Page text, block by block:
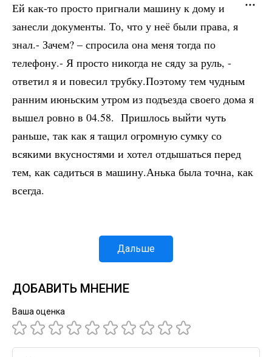
Ей как-то просто пригнали машину к дому и
занесли документы. То, что у неё были права, я
знал.- Зачем? – спросила она меня тогда по
телефону.- Я просто никогда не сяду за руль, -
ответил я и повесил трубку.Поэтому тем чудным
ранним июньским утром из подъезда своего дома я
вышел ровно в 04.58. Пришлось выйти чуть
раньше, так как я тащил огромную сумку со
всякими вкусностями и хотел отдышаться перед
тем, как садиться в машину.Анька была точна, как
всегда.
Дальше
ДОБАВИТЬ МНЕНИЕ
Ваша оценка